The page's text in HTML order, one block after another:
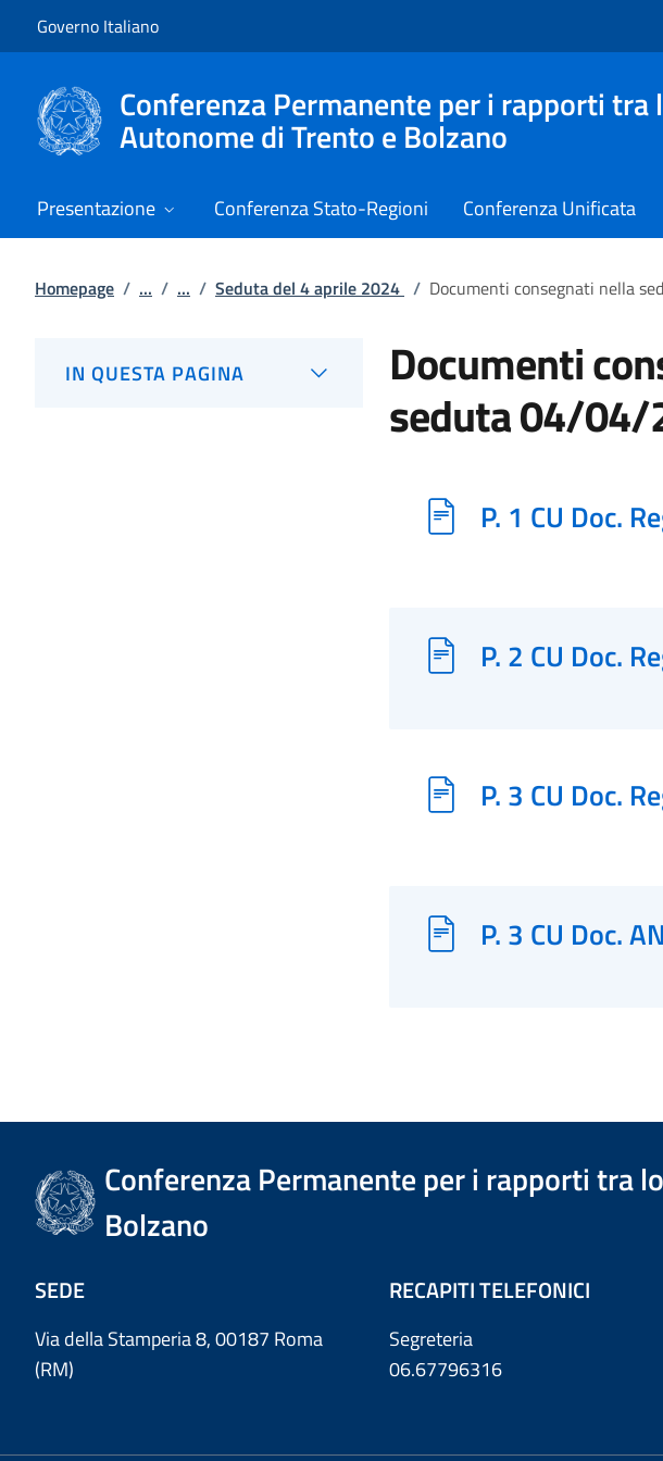
Governo Italiano
Conferenza Permanente per i rapporti tra
Autonome di Trento e Bolzano
Presentazione Conferenza Stato-Regioni Conferenza Unificata
Homepage / ... / ... / Seduta del 4 aprile 2024 / Documenti consegnati nella
IN QUESTA PAGINA Documenti
seduta 04/04/
P. 1 CU Doc.
P. 2 CU Doc.
P. 3 CU Doc.
P. 3 CU Doc.
Conferenza Permanente per i rapporti tra
Bolzano
SEDE
Via della Stamperia 8, 00187 Roma
(RM)
RECAPITI TELEFONICI
Segreteria
06.67796316